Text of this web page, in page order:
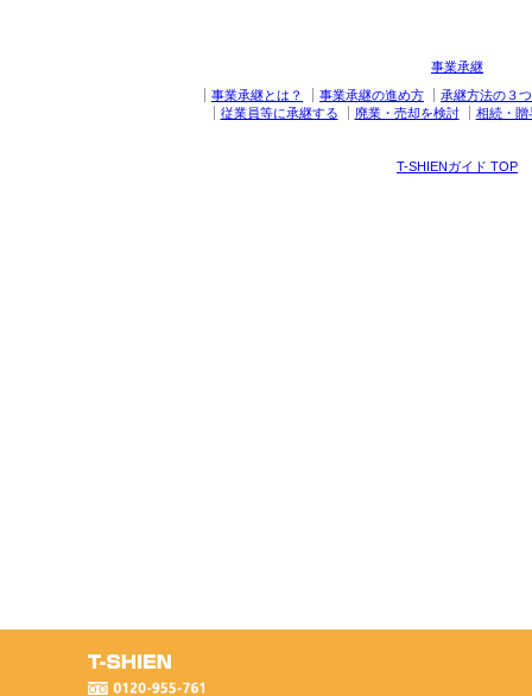
事業承継
事業承継とは？
事業承継の進め方
承継方法の３
従業員等に承継する
廃業・売却を検討 相続・贈
T-SHIENガイド TOP